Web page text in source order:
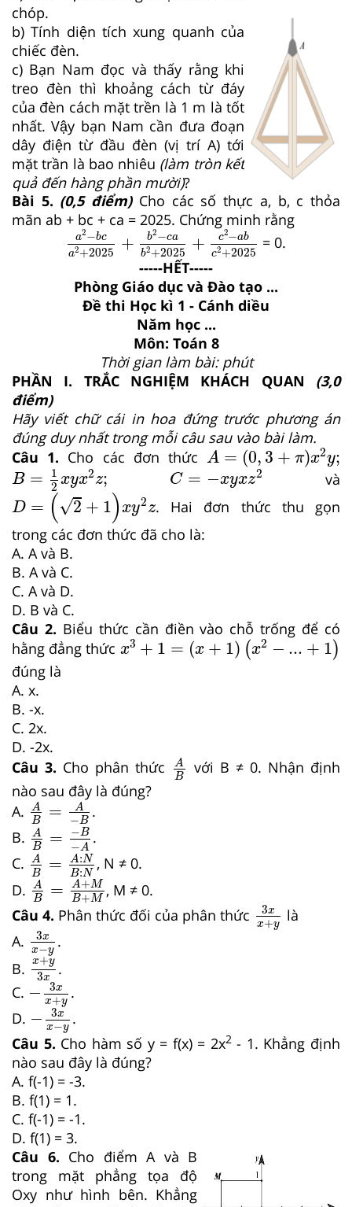
chóp.
b) Tính diện tích xung quanh của
chiếc đèn.
c) Bạn Nam đọc và thấy rằng khi
treo đèn thì khoảng cách từ đáy
của đèn cách mặt trền là 1 m là tốt
nhất. Vậy bạn Nam cần đưa đoạn
dây điện từ đầu đèn (vị trí A) tới
mặt trần là bao nhiêu (làm tròn kết
quả đến hàng phần mười)?
Bài 5. (0,5 điểm) Cho các số thực a, b, c thỏa
mãn ab + bc + ca = 2025. Chứng minh rằng
a2−bc
a2+2025 + b2−ca
b2+2025 + c2−ab
c2+2025
a 2−bca2+2025+b2−cab2 +2025
= 0.
-----HẾT-----
Phòng Giáo dục và Đào tạo ...
Đề thi Học kì 1 - Cánh diều
Năm học ...
Môn: Toán 8
Thời gian làm bài: phút
PHẦN I. TRẮC NGHIỆM KHÁCH QUAN (3,0
điểm)
Hãy viết chữ cái in hoa đứng trước phương án
đúng duy nhất trong mỗi câu sau vào bài làm.
Câu 1. Cho các đơn thức A = (0, 3 + π)x2y;
A=0,3+ πx2y;
B =
1
2 xyx2z;
B=1 2x yx2z
C = −xyxz2
C=− xy 2 và
D = (√2 + 1)xy2z
+1 xy
. Hai đơn thức thu gọn
trong các đơn thức đã cho là:
A. A và B.
B. A và C.
C. A và D.
D. B và C.
Câu 2. Biểu thức cần điền vào chỗ trống để có
hằng đẳng thức x3 + 1 = (x + 1) (x2 − ... + 1)
x3+1=x+1 x2−...+ 1
đúng là
A. x.
B. -x.
C. 2x.
D. -2x.
Câu 3. Cho phân thức
A
B
A
với B ≠ 0. Nhận định
nào sau đây là đúng?
A.
A
B
= A
−B
AB=A−B.
B.
A
B
= − B
−A
AB −B−
.
C.
A
B
= A:N
B: N
AB :NB :N
, N ≠ 0.
D.
A
B
= A +M
B+M
A A+MB
, M ≠ 0.
Câu 4. Phân thức đối của phân thức 3x
x+y
3xx +y
là
A.
3x
x−y
3xx .
B.
x+y
3x
x+y
.
C. − 3x
x+y
−3xx .
D. − 3x
x−y
3xx .
Câu 5. Cho hàm số y = f(x) = 2x2- 1. Khẳng định
nào sau đây là đúng?
A. f(-1) = -3.
B. f(1) = 1.
C. f(-1) = -1.
D. f(1) = 3.
Câu 6. Cho điểm A và B
trong mặt phẳng tọa độ
Oxy như hình bên. Khẳng